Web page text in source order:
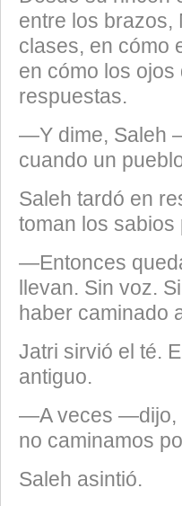
entre los brazos,
clases, en cómo
en cómo los
respuestas.
—Y dime, Saleh
cuando un
Saleh tardó en
toman los sabios
—Entonces
llevan. Sin voz.
haber caminado
Jatri sirvió el té.
antiguo.
—A veces —dijo,
no caminamos
Saleh asintió.